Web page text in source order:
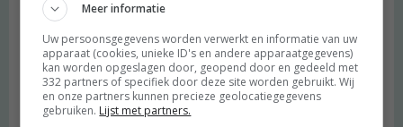
Meer informatie
Uw persoonsgegevens worden verwerkt en informatie van uw
apparaat (cookies, unieke ID's en andere apparaatgegevens)
kan worden opgeslagen door, geopend door en gedeeld met
332 partners of specifiek door deze site worden gebruikt. Wij
en onze partners kunnen precieze geolocatiegegevens
gebruiken. Lijst met partners.